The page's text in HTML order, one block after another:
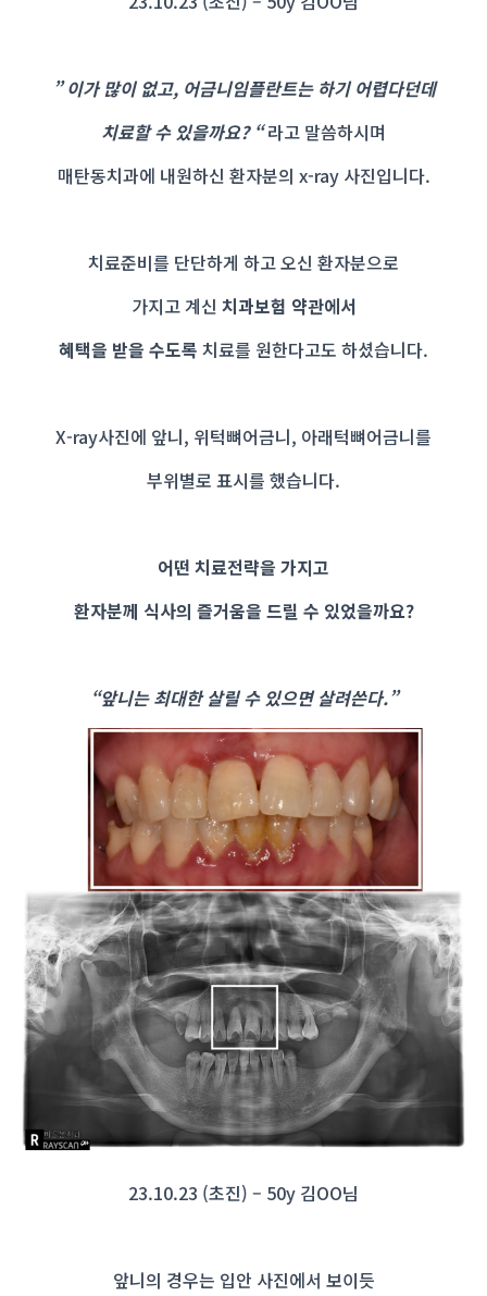
” 이가 많이 없고, 어금니임플란트는 하기 어렵다던데
치료할 수 있을까요? “라고 말씀하시며
매탄동치과에 내원하신 환자분의 x-ray 사진입니다.
치료준비를 단단하게 하고 오신 환자분으로
가지고 계신 치과보험 약관에서
혜택을 받을 수도록 치료를 원한다고도 하셨습니다.
X-ray사진에 앞니, 위턱뼈어금니, 아래턱뼈어금니를
부위별로 표시를 했습니다.
어떤 치료전략을 가지고
환자분께 식사의 즐거움을 드릴 수 있었을까요?
“앞니는 최대한 살릴 수 있으면살려쓴다.”
23.10.23 (초진) – 50y 김OO님
앞니의 경우는 입안 사진에서 보이듯